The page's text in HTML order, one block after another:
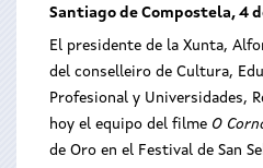
Santiago de Compostela, 4
El presidente de la Xunta,
del conselleiro de Cultura,
Profesional y Universidades,
hoy el equipo del filme O
de Oro en el Festival de San